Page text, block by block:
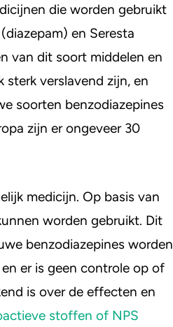
die worden gebruikt
en Seresta
van dit soort middelen en
sterk verslavend zijn, en
soorten benzodiazepines
zijn er ongeveer 30
medicijn. Op basis van
worden gebruikt. Dit
benzodiazepines worden
er is geen controle op of
is over de effecten en
stoffen of NPS